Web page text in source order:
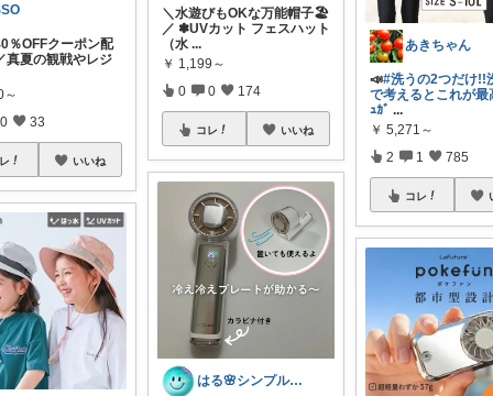
％OFFクーポン配
真夏の観戦やレジ
～
0 33
いいね
＼水遊びもOKな万能帽子🏖️
／ ✽UVカット フェスハット
（水 ...
￥ 1,199～
0 0 174
コレ いいね
はる🌸シンプル＆便利な暮らし
あきちゃん
📣#洗うの2つだけ!!
で考えるとこれが
ｭｶﾞ ...
￥ 5,271～
2 1 785
コレ